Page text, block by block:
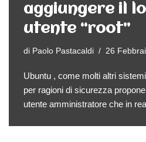
aggiungere il
utente “root”
di Paolo Pastacaldi 26
Ubuntu , come molti altri
per ragioni di sicurezza
utente amministratore che in